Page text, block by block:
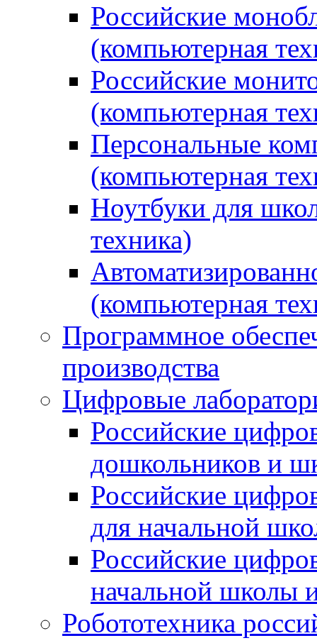
Российские
(компьютерная
Российские
(компьютерная
Персональные
(компьютерная
Ноутбуки для
техника)
(компьютерная
Программное
производства
Цифровые
Российские
дошкольников и
Российские
для начальной
Российские
начальной школы
Робототехника